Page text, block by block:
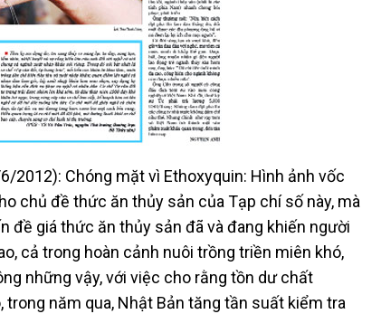
2012): Chóng mặt vì Ethoxyquin: Hình ảnh vốc
chủ đề thức ăn thủy sản của Tạp chí số này, mà
đề giá thức ăn thủy sản đã và đang khiến người
cả trong hoàn cảnh nuôi trồng triền miên khó,
những vậy, với việc cho rằng tồn dư chất
năm qua, Nhật Bản tăng tần suất kiểm tra